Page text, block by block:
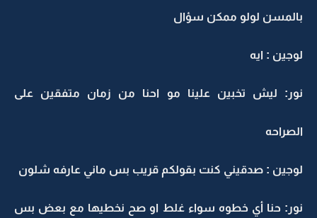
بالمسن لولو ممكن سؤال
لوجين : ايه
نور: ليش تخبين علينا مو احنا من زمان متفقين على
الصراحه
لوجين : صدقيني كنت بقولكم قريب بس ماني عارفه شلون
نور: حنا أي خطوه سواء غلط او صح نخطيها مع بعض بس